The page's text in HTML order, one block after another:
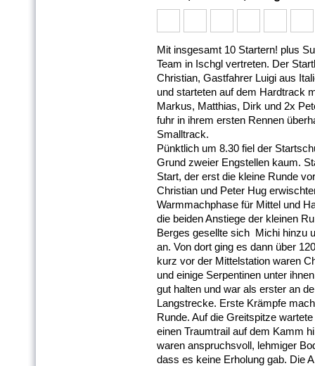
Mit insgesamt 10 Startern! plus
Team in Ischgl vertreten. Der
Christian, Gastfahrer Luigi aus
und starteten auf dem Hardtrack
Markus, Matthias, Dirk und 2x
fuhr in ihrem ersten Rennen
Smalltrack.
Pünktlich um 8.30 fiel der
Grund zweier Engstellen kaum.
Start, der erst die kleine Runde
Christian und Peter Hug
Warmmachphase für Mittel und
die beiden Anstiege der kleinen
Berges gesellte sich Michi hinzu
an. Von dort ging es dann über
kurz vor der Mittelstation waren
und einige Serpentinen unter
gut halten und war als erster an
Langstrecke. Erste Krämpfe
Runde. Auf die Greitspitze
einen Traumtrail auf dem Kamm
waren anspruchsvoll, lehmiger
dass es keine Erholung gab. Die